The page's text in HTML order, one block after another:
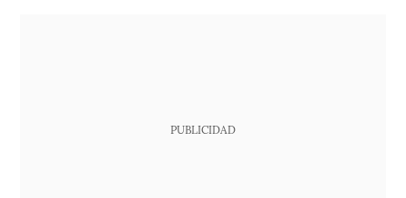
PUBLICIDAD